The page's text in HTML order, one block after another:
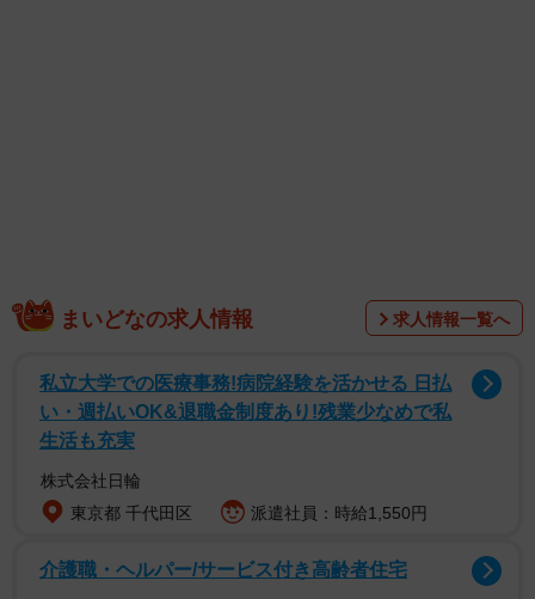
まいどなの求人情報 求人情報一覧へ
私立大学での医療事務!病院経験を活かせる 日払
い・週払いOK&退職金制度あり!残業少なめで私
生活も充実
株式会社日輪
東京都 千代田区
派遣社員：時給1,550円
介護職・ヘルパー/サービス付き高齢者住宅